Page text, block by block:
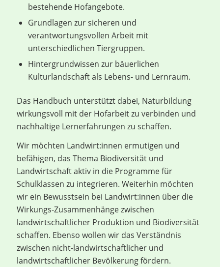
bestehende Hofangebote.
Grundlagen zur sicheren und
verantwortungsvollen Arbeit mit
unterschiedlichen Tiergruppen.
Hintergrundwissen zur bäuerlichen
Kulturlandschaft als Lebens- und Lernraum.
Das Handbuch unterstützt dabei, Naturbildung
wirkungsvoll mit der Hofarbeit zu verbinden und
nachhaltige Lernerfahrungen zu schaffen.
Wir möchten Landwirt:innen ermutigen und
befähigen, das Thema Biodiversität und
Landwirtschaft aktiv in die Programme für
Schulklassen zu integrieren. Weiterhin möchten
wir ein Bewusstsein bei Landwirt:innen über die
Wirkungs-Zusammenhänge zwischen
landwirtschaftlicher Produktion und Biodiversität
schaffen. Ebenso wollen wir das Verständnis
zwischen nicht-landwirtschaftlicher und
landwirtschaftlicher Bevölkerung fördern.